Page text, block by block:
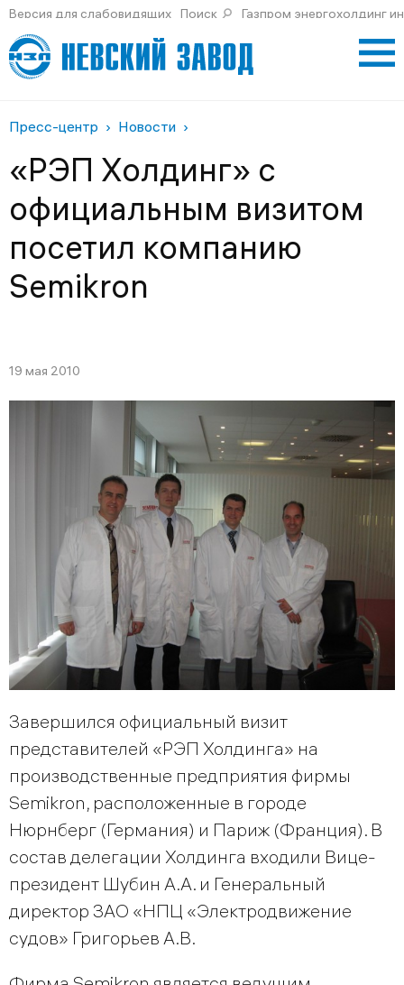
Версия для слабовидящих Поиск Газпром энергохолдинг
Пресс-центр Новости
«РЭП Холдинг» с
официальным визитом
посетил компанию
Semikron
19 мая 2010
Завершился официальный визит
представителей «РЭП Холдинга» на
производственные предприятия фирмы
Semikron, расположенные в городе
Нюрнберг (Германия) и Париж (Франция). В
состав делегации Холдинга входили Вице-
президент Шубин А.А. и Генеральный
директор ЗАО «НПЦ «Электродвижение
судов» Григорьев А.В.